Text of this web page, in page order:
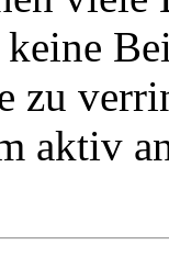
zu
aktiv